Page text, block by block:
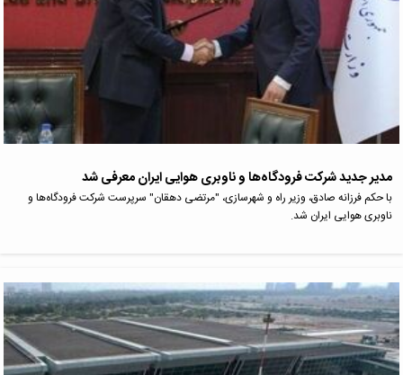
مدیر جدید شرکت فرودگاه‌ها و ناوبری هوایی ایران معرفی شد
با حکم فرزانه صادق، وزیر راه و شهرسازی، "مرتضی دهقان" سرپرست شرکت فرودگاه‌ها و
ناوبری هوایی ایران شد.